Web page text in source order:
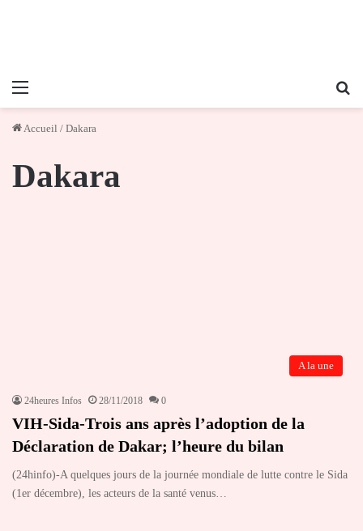
Menu
Accueil / Dakara
Dakara
A la une
24heures Infos 28/11/2018 0
VIH-Sida-Trois ans après l’adoption de la
Déclaration de Dakar; l’heure du bilan
(24hinfo)-A quelques jours de la journée mondiale de lutte contre le Sida
(1er décembre), les acteurs de la santé venus…